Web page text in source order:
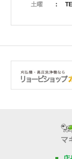
土曜
：